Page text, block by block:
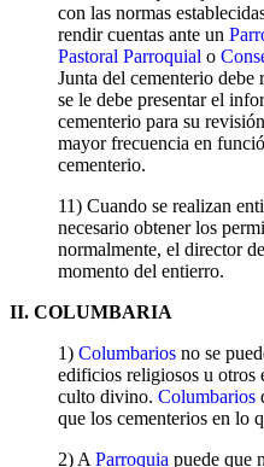
con las normas
rendir cuentas ante un
Pastoral Parroquial o
Junta del cementerio debe
se le debe presentar el
cementerio para su
mayor frecuencia en
cementerio.
11) Cuando se realizan
necesario obtener los
normalmente, el director
momento del entierro.
II. COLUMBARIA
1) Columbarios no se
edificios religiosos u otros
culto divino. Columbarios
que los cementerios en lo
2) A Parroquia puede que